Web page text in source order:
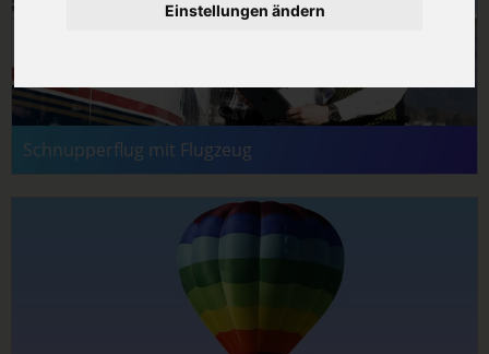
Einstellungen ändern
Schnupperflug mit Flugzeug